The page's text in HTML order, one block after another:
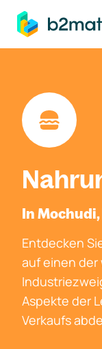
springen
In
Entdecken
auf einen
Aspekte der
Verkaufs